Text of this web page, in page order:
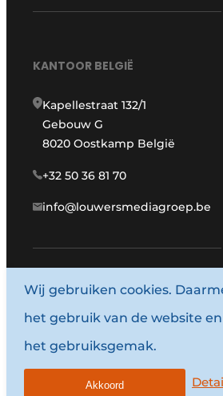
KANTOOR BELGIË
Kapellestraat 132/1
Gebouw G
8020 Oostkamp België
+32 50 36 81 70
info@louwersmediagroep.be
www.louwersmediagroep.com
© 1987 - 2026
Algemene
Wij gebruiken cookies.
het gebruik van de website
het gebruiksgemak.
Akkoord